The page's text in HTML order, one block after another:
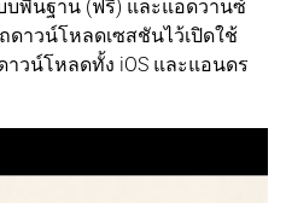
บพื้นฐาน (ฟรี) และแอดวานซ์
ดาวน์โหลดเซสชันไว้เปิดใช้
าวน์โหลดทั้ง iOS และแอนดร